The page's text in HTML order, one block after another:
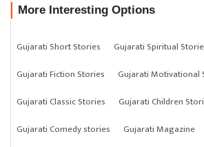
More Interesting Options
Gujarati Short Stories
Gujarati Spiritual
Gujarati Fiction Stories
Gujarati Motivational
Gujarati Classic Stories
Gujarati Children
Gujarati Comedy stories
Gujarati Magazine